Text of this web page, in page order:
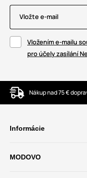
Vložte e-mail
Vložením e-mailu
pro účely zasílání
Nákup nad 75 €
Informácie
MODOVO